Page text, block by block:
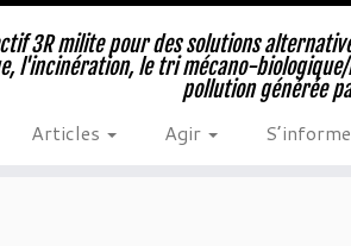
3R milite pour des solutions
l'incinération, le tri mécano-
pollution générée
Articles Agir